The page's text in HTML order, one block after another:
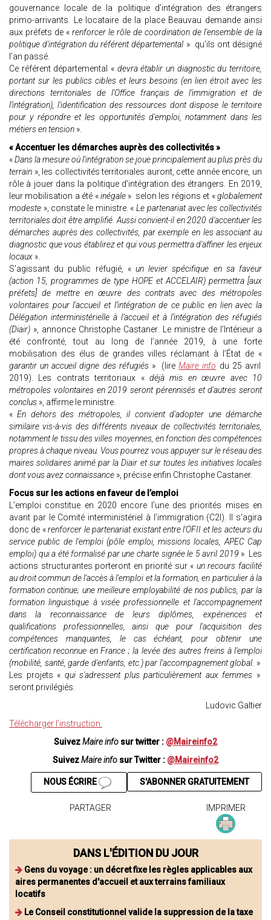
gouvernance locale de la politique d’intégration des étrangers
primo-arrivants. Le locataire de la place Beauvau demande ainsi
aux préfets de « renforcer le rôle de coordination de l'ensemble de la
politique d'intégration du référent départemental » qu’ils ont désigné
l’an passé.
Ce référent départemental « devra établir un diagnostic du territoire,
portant sur les publics cibles et leurs besoins (en lien étroit avec les
directions territoriales de l'Office français de l’immigration et de
l’intégration), l'identification des ressources dont dispose le territoire
pour y répondre et les opportunités d'emploi, notamment dans les
métiers en tension ».
« Accentuer les démarches auprès des collectivités »
«Dans la mesure où l'intégration se joue principalement au plus près du
terrain », les collectivités territoriales auront, cette année encore, un
rôle à jouer dans la politique d’intégration des étrangers. En 2019,
leur mobilisation a été «inégale» selon les régions et «globalement
modeste », constate le ministre. «Le partenariat avec les collectivités
territoriales doit être amplifié. Aussi convient-il en 2020 d'accentuer les
démarches auprès des collectivités, par exemple en les associant au
diagnostic que vous établirez et qui vous permettra d'affiner les enjeux
locaux ».
S'agissant du public réfugié, « un levier spécifique en sa faveur
(action 15, programmes de type HOPE et ACCELAIR) permettra [aux
préfets] de mettre en œuvre des contrats avec des métropoles
volontaires pour l'accueil et l’intégration de ce public en lien avec la
Délégation interministérielle à l’accueil et à l’intégration des réfugiés
(Diair) », annonce Christophe Castaner. Le ministre de l’Intérieur a
été confronté, tout au long de l’année 2019, à une forte
mobilisation des élus de grandes villes réclamant à l’État de «
garantir un accueil digne des réfugiés» (lireMaire info du 25 avril
2019). Les contrats territoriaux « déjà mis en œuvre avec 10
métropoles volontaires en 2019 seront pérennisés et d'autres seront
conclus », affirme le ministre.
«En dehors des métropoles, il convient d'adopter une démarche
similaire vis-à-vis des différents niveaux de collectivités territoriales,
notamment le tissu des villes moyennes, en fonction des compétences
propres à chaque niveau. Vous pourrez vous appuyer sur le réseau des
maires solidaires animé par la Diair et sur toutes les initiatives locales
dont vous avez connaissance », précise enfin Christophe Castaner.
Focus sur les actions en faveur de l’emploi
L’emploi constitue en 2020 encore l’une des priorités mises en
avant par le Comité interministériel à l’immigration (C2I). Il s’agira
donc de «renforcer le partenariat existant entre l'OFII et les acteurs du
service public de l'emploi (pôle emploi, missions locales, APEC Cap
emploi) qui a été formalisé par une charte signée le 5 avril 2019 ». Les
actions structurantes porteront en priorité sur « un recours facilité
au droit commun de l'accès à l'emploi et la formation, en particulier à la
formation continue; une meilleure employabilité de nos publics, par la
formation linguistique à visée professionnelle et l'accompagnement
dans la reconnaissance de leurs diplômes, expériences et
qualifications professionnelles, ainsi que pour l'acquisition des
compétences manquantes, le cas échéant, pour obtenir une
certification reconnue en France ; la levée des autres freins à l'emploi
(mobilité, santé, garde d'enfants, etc.) par l'accompagnement global. »
Les projets « qui s'adressent plus particulièrement aux femmes »
seront privilégiés.
Ludovic Galtier
Télécharger l’instruction.
SuivezMaire info sur twitter : @Maireinfo2
SuivezMaire info sur Twitter : @Maireinfo2
S'ABONNER GRATUITEMENT
NOUS ÉCRIRE
PARTAGER IMPRIMER
DANS L'ÉDITION DU JOUR
Gens du voyage : un décret fixe les règles applicables aux
aires permanentes d'accueil et aux terrains familiaux
locatifs
Le Conseil constitutionnel valide la suppression de la taxe